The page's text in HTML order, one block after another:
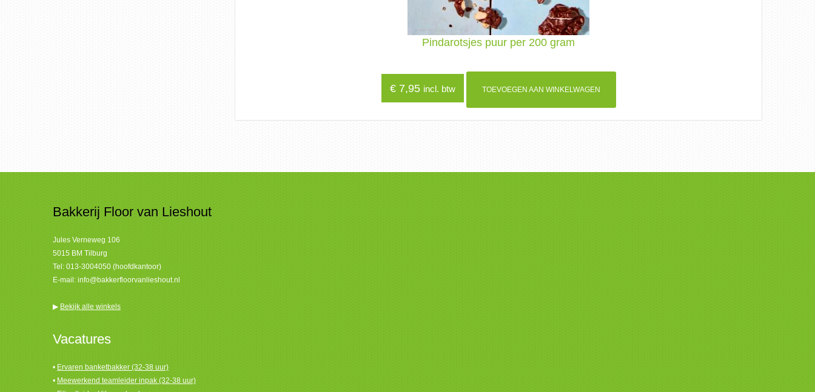
Pindarotsjes puur per 200 gram
€7,95 incl. btw TOEVOEGEN AAN WINKELWAGEN
Bakkerij Floor van Lieshout
Jules Verneweg 106
5015 BM Tilburg
Tel: 013-3004050 (hoofdkantoor)
E-mail: info@bakkerfloorvanlieshout.nl
▶ Bekijk alle winkels
Vacatures
• Ervaren banketbakker (32-38 uur)
• Meewerkend teamleider inpak (32-38 uur)